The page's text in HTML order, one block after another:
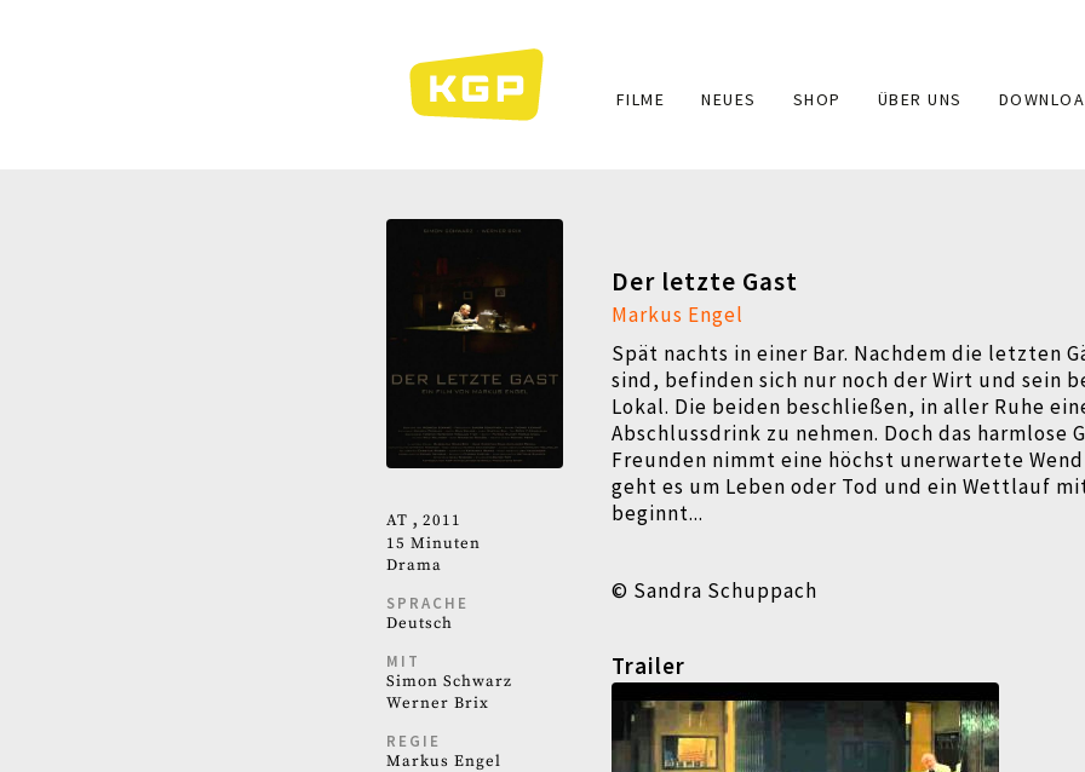
Main
FILME NEUES SHOP ÜBER UNS
AT
2011
15 Minuten
Drama
SPRACHE
Deutsch
MIT
Simon Schwarz
Werner Brix
REGIE
Markus Engel
Der letzte Gast
Markus Engel
Spät nachts in einer Bar. Nachdem die letzten
sind, befinden sich nur noch der Wirt und sein
Lokal. Die beiden beschließen, in aller Ruhe
Abschlussdrink zu nehmen. Doch das harmlose
Freunden nimmt eine höchst unerwartete
geht es um Leben oder Tod und ein Wettlauf
beginnt...
© Sandra Schuppach
Trailer